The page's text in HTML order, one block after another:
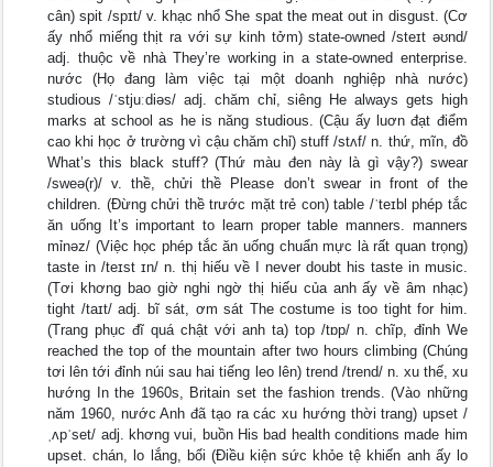
cân) spit /spɪt/ v. khạc nhổ She spat the meat out in disgust. (Cơ
ấy nhổ miếng thịt ra với sự kinh tởm) state-owned /steɪt əʊnd/
adj. thuộc về nhà They’re working in a state-owned enterprise.
nước (Họ đang làm việc tại một doanh nghiệp nhà nước)
studious /ˈstjuːdiəs/ adj. chăm chỉ, siêng He always gets high
marks at school as he is năng studious. (Cậu ấy luơn đạt điểm
cao khi học ở trường vì cậu chăm chỉ) stuff /stʌf/ n. thứ, mĩn, đồ
What’s this black stuff? (Thứ màu đen này là gì vậy?) swear
/sweə(r)/ v. thề, chửi thề Please don’t swear in front of the
children. (Đừng chửi thề trước mặt trẻ con) table /ˈteɪbl phép tắc
ăn uống It’s important to learn proper table manners. manners
mỉnəz/ (Việc học phép tắc ăn uống chuẩn mực là rất quan trọng)
taste in /teɪst ɪn/ n. thị hiếu về I never doubt his taste in music.
(Tơi khơng bao giờ nghi ngờ thị hiếu của anh ấy về âm nhạc)
tight /taɪt/ adj. bĩ sát, ơm sát The costume is too tight for him.
(Trang phục đĩ quá chật với anh ta) top /tɒp/ n. chĩp, đỉnh We
reached the top of the mountain after two hours climbing (Chúng
tơi lên tới đỉnh núi sau hai tiếng leo lên) trend /trend/ n. xu thế, xu
hướng In the 1960s, Britain set the fashion trends. (Vào những
năm 1960, nước Anh đã tạo ra các xu hướng thời trang) upset /
ˌʌpˈset/ adj. khơng vui, buồn His bad health conditions made him
upset. chán, lo lắng, bối (Điều kiện sức khỏe tệ khiến anh ấy lo